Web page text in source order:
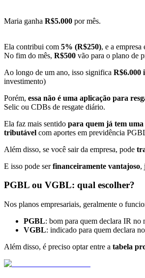
Maria ganha R$5.000 por mês.
Ela contribui com 5% (R$250), e a empresa
No fim do mês, R$500 vão para o plano de
Ao longo de um ano, isso significa R$6.000
investimento)
Porém, essa não é uma aplicação para
Selic ou CDBs de resgate diário.
Ela faz mais sentido para quem já tem
tributável com aportes em previdência
Além disso, se você sair da empresa, pode
E isso pode serfinanceiramente vantajoso,
PGBL ou VGBL: qual escolher?
Nos planos empresariais, geralmente o
PGBL: bom para quem declara IR no
VGBL: indicado para quem declara
Além disso, é preciso optar entre a tabela